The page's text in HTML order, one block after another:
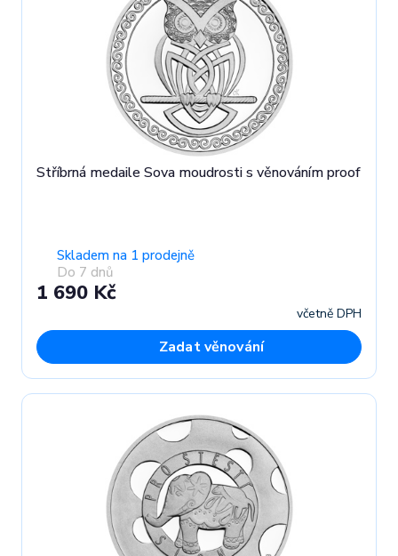
Stříbrná medaile Sova moudrosti s věnováním proof
Skladem na 1 prodejně
Do 7 dnů
1 690 Kč
včetně DPH
Zadat věnování